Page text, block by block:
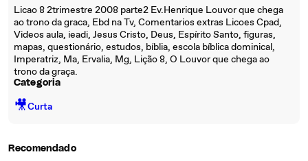
Licao 8 2trimestre 2008 parte2 Ev.Henrique Louvor que chega
ao trono da graca, Ebd na Tv, Comentarios extras Licoes Cpad,
Videos aula, ieadi, Jesus Cristo, Deus, Espírito Santo, figuras,
mapas, questionário, estudos, bíblia, escola bíblica dominical,
Imperatriz, Ma, Ervalia, Mg, Lição 8, O Louvor que chega ao
trono da graça.
Categoria
🎥Curta
Recomendado